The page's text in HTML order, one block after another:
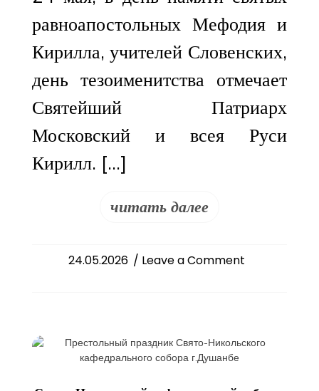
равноапостольных Мефодия и
Кирилла, учителей Словенских,
день тезоименитства отмечает
Святейший Патриарх
Московский и всея Руси
Кирилл. […]
читать далее
24.05.2026 / Leave a Comment
Московского